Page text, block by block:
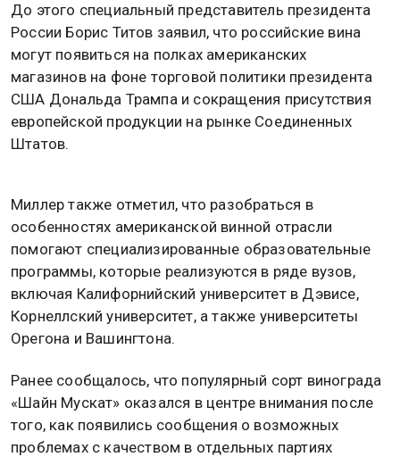
До этого специальный представитель президента
России Борис Титов заявил, что российские вина
могут появиться на полках американских
магазинов на фоне торговой политики президента
США Дональда Трампа и сокращения присутствия
европейской продукции на рынке Соединенных
Штатов.
Миллер также отметил, что разобраться в
особенностях американской винной отрасли
помогают специализированные образовательные
программы, которые реализуются в ряде вузов,
включая Калифорнийский университет в Дэвисе,
Корнеллский университет, а также университеты
Орегона и Вашингтона.
Ранее сообщалось, что популярный сорт винограда
«Шайн Мускат» оказался в центре внимания после
того, как появились сообщения о возможных
проблемах с качеством в отдельных партиях